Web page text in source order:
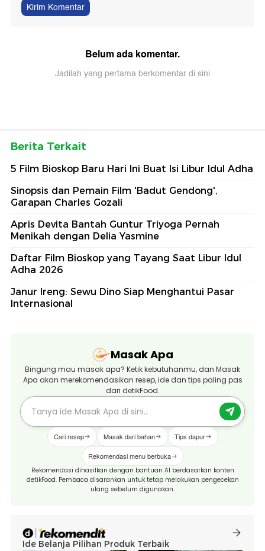
Kirim Komentar
Belum ada komentar.
Jadilah yang pertama berkomentar di sini
Berita Terkait
5 Film Bioskop Baru Hari Ini Buat Isi Libur Idul Adha
Sinopsis dan Pemain Film 'Badut Gendong',
Garapan Charles Gozali
Apris Devita Bantah Guntur Triyoga Pernah
Menikah dengan Delia Yasmine
Daftar Film Bioskop yang Tayang Saat Libur Idul
Adha 2026
Janur Ireng: Sewu Dino Siap Menghantui Pasar
Internasional
Masak Apa
Bingung mau masak apa? Ketik kebutuhanmu, dan Masak
Apa akan merekomendasikan resep, ide dan tips paling pas
dari detikFood.
Cari resep Masak dari bahan Tips dapur
Rekomendasi menu berbuka
Rekomendasi dihasilkan dengan bantuan AI berdasarkan konten
detikFood. Pembaca disarankan untuk tetap melakukan pengecekan
ulang sebelum digunakan.